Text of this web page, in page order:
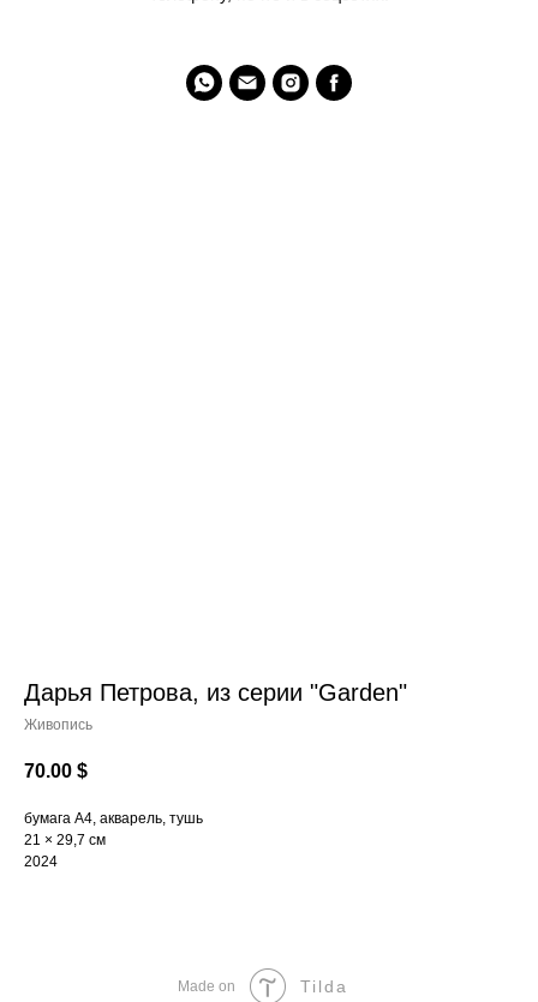
Дарья Петрова, из серии "Garden"
Живопись
70.00 $
бумага A4, акварель, тушь
21 × 29,7 см
2024
Made on Tilda